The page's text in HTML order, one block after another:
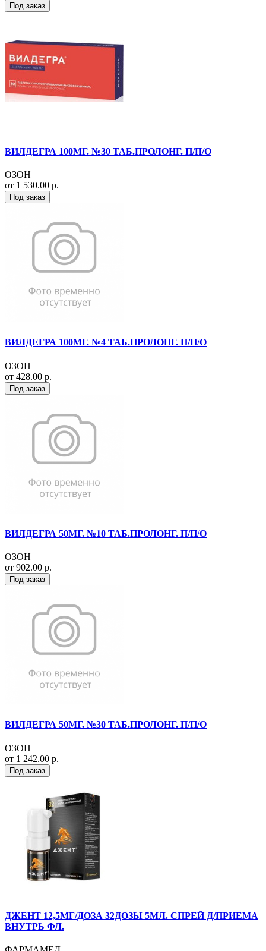
Под заказ
ВИЛДЕГРА 100МГ. №30 ТАБ.ПРОЛОНГ. П/П/О
ОЗОН
от 1 530.00 р.
Под заказ
ВИЛДЕГРА 100МГ. №4 ТАБ.ПРОЛОНГ. П/П/О
ОЗОН
от 428.00 р.
Под заказ
ВИЛДЕГРА 50МГ. №10 ТАБ.ПРОЛОНГ. П/П/О
ОЗОН
от 902.00 р.
Под заказ
ВИЛДЕГРА 50МГ. №30 ТАБ.ПРОЛОНГ. П/П/О
ОЗОН
от 1 242.00 р.
Под заказ
ДЖЕНТ 12,5МГ/ДОЗА 32ДОЗЫ 5МЛ. СПРЕЙ Д/ПРИЕМА
ВНУТРЬ ФЛ.